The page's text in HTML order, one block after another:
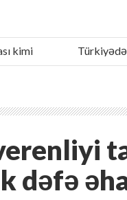
Türkiyədə su
dəfə